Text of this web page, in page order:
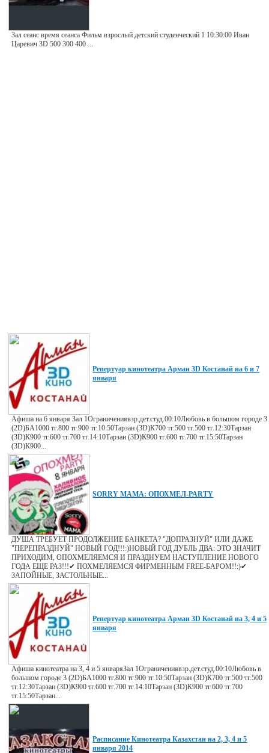
Зал сеанс время сеанса Фильм взрослый детский студенческий 1 10:30:00 Иван
Царевич 3D 500 300 400 ...
Репертуар кинотеатра Арман 3D Костанай на 6 и 7
января
Афиша на 6 января Зал 1Ограничениявзр.дет.студ.00:10Любовь в большом городе 3
(2D)БА1000 тг.800 тг.900 тг.10:50Тарзан (3D)К700 тг.500 тг.500 тг.12:30Тарзан
(3D)К900 тг.600 тг.700 тг.14:10Тарзан (3D)К900 тг.600 тг.700 тг.15:50Тарзан
(3D)К900...
SORRY MAMA: ОПОХМЕЛ-PARTY
ДУША ТРЕБУЕТ ПРОДОЛЖЕНИЕ БАНКЕТА? "ДОПРАЗНУЙ" ИЛИ ДАЖЕ
"ПЕРЕПРАЗДНУЙ" НОВЫЙ ГОД!!!:)НОВЫЙ ГОД ДУБЛЬ ДВА: ЭТО ЗНАЧИТ
ПРИХОДИМ, ОПОХМЕЛЯЕМСЯ И ПРАЗДНУЕМ НАСТУПЛЕНИЕ НОВОГО
ГОДА ЕЩЕ РАЗ!!!✔ ПОХМЕЛЯЕМСЯ ФИРМЕННЫМ FREE-БАРОМ!!:)✔
ЗАПОЙНЫЕ, ЗАСТОЛЬНЫЕ...
Репертуар кинотеатра Арман 3D Костанай на 3, 4 и 5
января
Афиша кинотеатра на 3, 4 и 5 январяЗал 1Ограничениявзр.дет.студ.00:10Любовь в
большом городе 3 (2D)БА1000 тг.800 тг.900 тг.10:50Тарзан (3D)К700 тг.500 тг.500
тг.12:30Тарзан (3D)К900 тг.600 тг.700 тг.14:10Тарзан (3D)К900 тг.600 тг.700
тг.15:50Тарзан...
Расписание Кинотеатра Казахстан на 2, 3, 4 и 5
января 2014